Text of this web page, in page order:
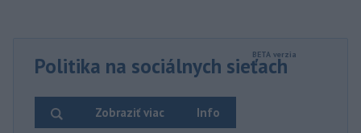
Politika na sociálnych sieťach
Info
Zobraziť viac